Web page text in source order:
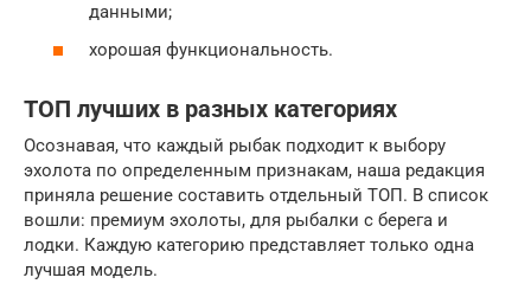
данными;
хорошая функциональность.
ТОП лучших в разных категориях
Осознавая, что каждый рыбак подходит к выбору
эхолота по определенным признакам, наша редакция
приняла решение составить отдельный ТОП. В список
вошли: премиум эхолоты, для рыбалки с берега и
лодки. Каждую категорию представляет только одна
лучшая модель.